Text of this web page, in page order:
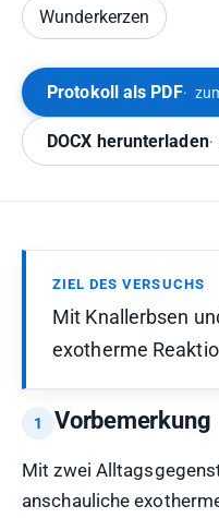
Wunderkerzen
Protokoll als PDF
DOCX herunterladen
ZIEL DES VERSUCHS
Mit Knallerbsen
exotherme
Vorbemerkung
Mit zwei
anschauliche